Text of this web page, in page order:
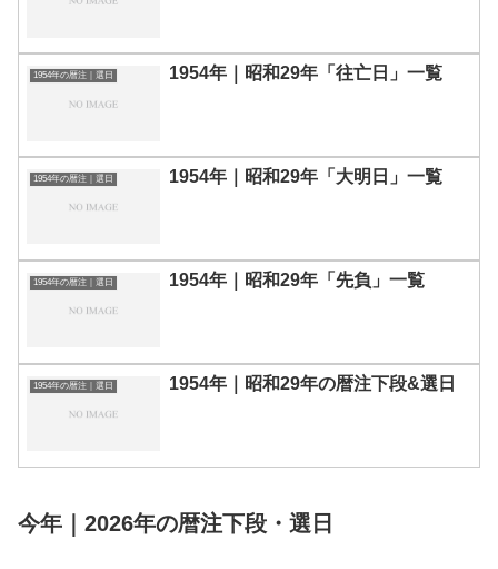
1954年の暦注｜選日 1954年｜昭和29年「往亡日」一覧
1954年の暦注｜選日 1954年｜昭和29年「大明日」一覧
1954年の暦注｜選日 1954年｜昭和29年「先負」一覧
1954年の暦注｜選日 1954年｜昭和29年の暦注下段&選日
今年｜2026年の暦注下段・選日